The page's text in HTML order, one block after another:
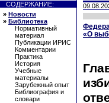
СОДЕРЖАНИЕ:
» Новости
» Библиотека
Нормативный
материал
Публикации ИРИС
Комментарии
Практика
История
Учебные
материалы
Зарубежный опыт
Библиография и
словари
«О